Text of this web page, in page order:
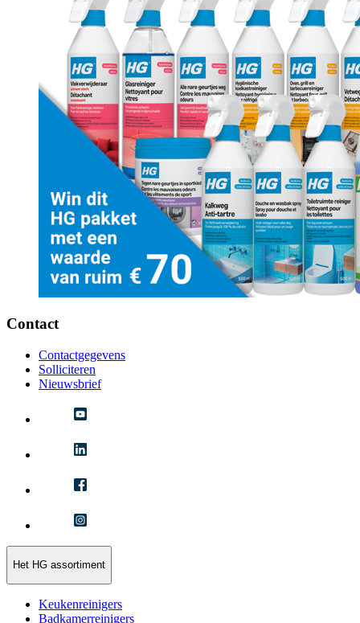
Contact
Contactgegevens
Solliciteren
Nieuwsbrief
Het HG assortiment
Keukenreinigers
Badkamerreinigers